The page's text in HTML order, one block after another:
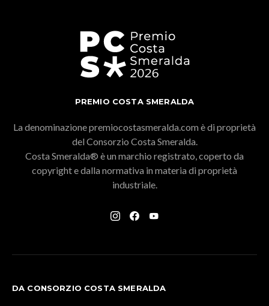
PREMIO COSTA SMERALDA
La denominazione premiocostasmeralda.com è di proprietà
del Consorzio Costa Smeralda.
Costa Smeralda® è un marchio registrato, coperto da
copyright e dalla normativa in materia di proprietà
industriale.
DA CONSORZIO COSTA SMERALDA